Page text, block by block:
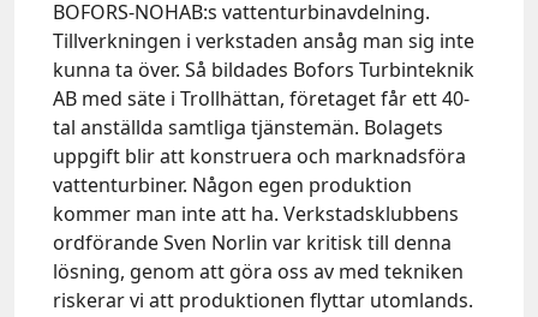
BOFORS-NOHAB:s vattenturbinavdelning.
Tillverkningen i verkstaden ansåg man sig inte
kunna ta över. Så bildades Bofors Turbinteknik
AB med säte i Trollhättan, företaget får ett 40-
tal anställda samtliga tjänstemän. Bolagets
uppgift blir att konstruera och marknadsföra
vattenturbiner. Någon egen produktion
kommer man inte att ha. Verkstadsklubbens
ordförande Sven Norlin var kritisk till denna
lösning, genom att göra oss av med tekniken
riskerar vi att produktionen flyttar utomlands.